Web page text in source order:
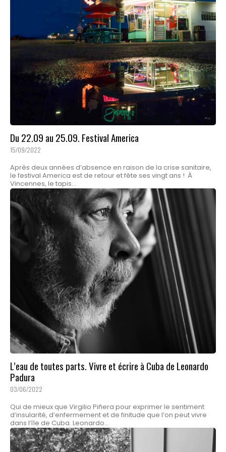
Du 22.09 au 25.09. Festival America
15/09/2022
Après deux années d’absence en raison de la crise sanitaire,
le festival America est de retour et fête ses vingt ans ! À
Vincennes, le tapis...
L’eau de toutes parts. Vivre et écrire à Cuba de Leonardo
Padura
03/06/2022
Qui de mieux que Virgilio Piñera pour exprimer le sentiment
d’insularité, d’enfermement et de finitude que l’on peut vivre
dans l’île de Cuba. Leonardo...